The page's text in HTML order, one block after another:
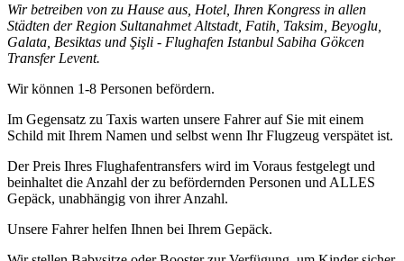
Wir betreiben von zu Hause aus, Hotel, Ihren Kongress in allen
Städten der Region Sultanahmet Altstadt, Fatih, Taksim, Beyoglu,
Galata, Besiktas und Şişli - Flughafen Istanbul Sabiha Gökcen
Transfer Levent.
Wir können 1-8 Personen befördern.
Im Gegensatz zu Taxis warten unsere Fahrer auf Sie mit einem
Schild mit Ihrem Namen und selbst wenn Ihr Flugzeug verspätet ist.
Der Preis Ihres Flughafentransfers wird im Voraus festgelegt und
beinhaltet die Anzahl der zu befördernden Personen und ALLES
Gepäck, unabhängig von ihrer Anzahl.
Unsere Fahrer helfen Ihnen bei Ihrem Gepäck.